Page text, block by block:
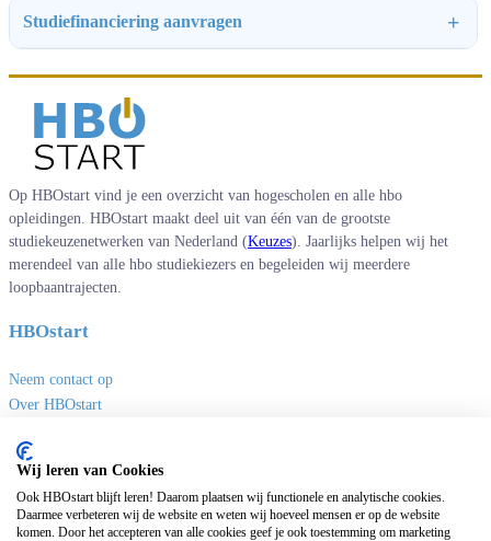
Studiefinanciering aanvragen
Op HBOstart vind je een overzicht van hogescholen en alle hbo
opleidingen. HBOstart maakt deel uit van één van de grootste
studiekeuzenetwerken van Nederland (Keuzes). Jaarlijks helpen wij het
merendeel van alle hbo studiekiezers en begeleiden wij meerdere
loopbaantrajecten.
HBOstart
Neem contact op
Over HBOstart
Disclaimer en privacy
Handige links
Sites van Keuzes
Wij leren van Cookies
Ook HBOstart blijft leren! Daarom plaatsen wij functionele en analytische cookies.
Daarmee verbeteren wij de website en weten wij hoeveel mensen er op de website
komen. Door het accepteren van alle cookies geef je ook toestemming om marketing